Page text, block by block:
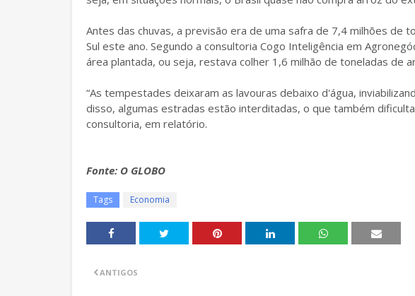
Antes das chuvas, a previsão era de uma safra de 7,4 milhões de
Sul este ano. Segundo a consultoria Cogo Inteligência em
área plantada, ou seja, restava colher 1,6 milhão de toneladas de
“As tempestades deixaram as lavouras debaixo d'água,
disso, algumas estradas estão interditadas, o que também
consultoria, em relatório.
Fonte: O GLOBO
Tags Economia
ANTIGOS